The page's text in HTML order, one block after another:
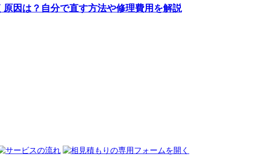
原因は？自分で直す方法や修理費用を解説